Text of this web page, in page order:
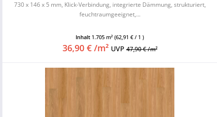
730 x 146 x 5 mm, Klick-Verbindung, integrierte Dämmung, strukturiert,
feuchtraumgeeignet,...
Inhalt 1.705 m² (62,91 € / 1 )
36,90 € /m² UVP47,90 € /m²